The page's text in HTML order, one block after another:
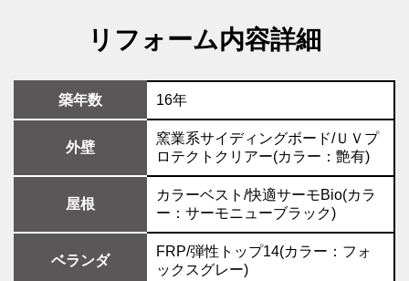
リフォーム内容詳細
築年数 16年
外壁
窯業系サイディングボード/ＵＶプ
ロテクトクリアー(カラー：艶有)
屋根
カラーベスト/快適サーモBio(カラ
ー：サーモニューブラック)
ベランダ
FRP/弾性トップ14(カラー：フォ
ックスグレー)